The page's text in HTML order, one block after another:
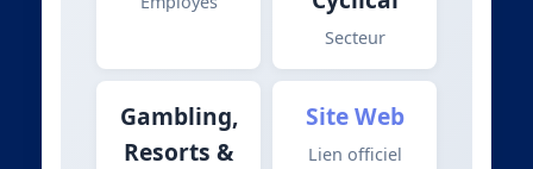
Secteur
Gambling,
Resorts &
Site Web
Lien officiel